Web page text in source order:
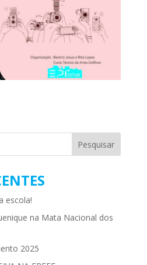
escola!
na Mata Nacional dos
2025